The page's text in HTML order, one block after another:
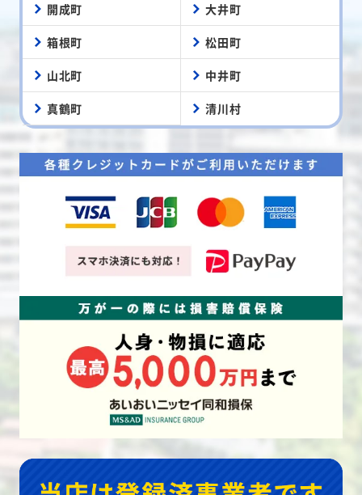
開成町 大井町
箱根町 松田町
山北町 中井町
真鶴町 清川村